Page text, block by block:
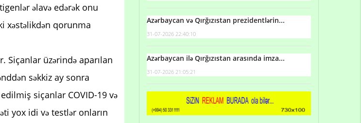
əlavə edərək onu
xəstəlikdən qorunma
üzərində aparılan
səkkiz ay sonra
siçanlar COVID-19 və
yox idi və testlər onların
Azərbaycan və Qırğızıstan prezidentlərin...
31-07-2026 22:40:10
Azərbaycan ilə Qırğızıstan arasında imza...
31-07-2026 21:05:21